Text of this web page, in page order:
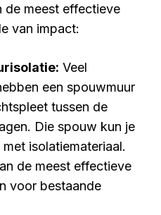
de meest effectieve
van impact:
Veel
een spouwmuur
tussen de
Die spouw kun je
isolatiemateriaal.
de meest effectieve
voor bestaande